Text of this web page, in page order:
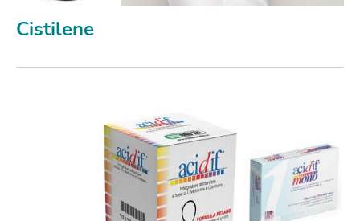
Cistilene